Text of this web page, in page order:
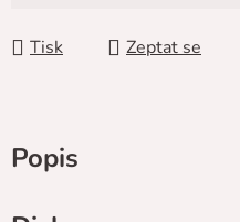
Tisk Zeptat se
Popis